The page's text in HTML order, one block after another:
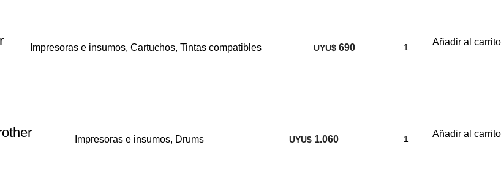
Impresoras e insumos, Cartuchos, Tintas compatibles UYU$690 Añadir al carrito
Impresoras e insumos, Drums UYU$ 1.060 Añadir al carrito